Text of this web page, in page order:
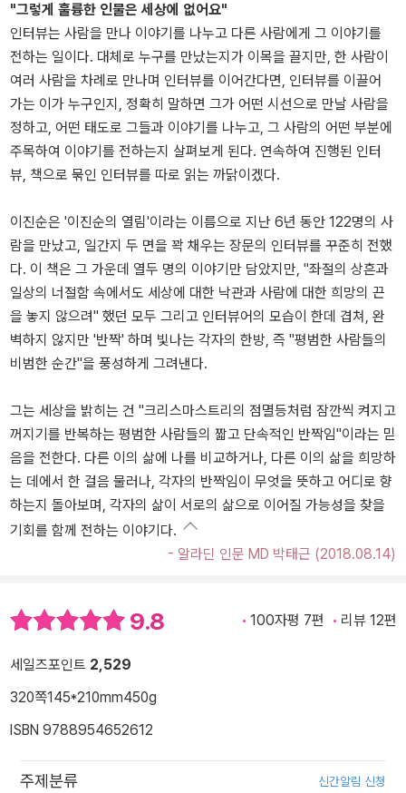
"그렇게 훌륭한 인물은 세상에 없어요"
인터뷰는 사람을 만나 이야기를 나누고 다른 사람에게 그 이야기를
전하는 일이다. 대체로 누구를 만났는지가 이목을 끌지만, 한 사람이
여러 사람을 차례로 만나며 인터뷰를 이어간다면, 인터뷰를 이끌어
가는 이가 누구인지, 정확히 말하면 그가 어떤 시선으로 만날 사람을
정하고, 어떤 태도로 그들과 이야기를 나누고, 그 사람의 어떤 부분에
주목하여 이야기를 전하는지 살펴보게 된다. 연속하여 진행된 인터
뷰, 책으로 묶인 인터뷰를 따로 읽는 까닭이겠다.
이진순은 '이진순의 열림'이라는 이름으로 지난 6년 동안 122명의 사
람을 만났고, 일간지 두 면을 꽉 채우는 장문의 인터뷰를 꾸준히 전했
다. 이 책은 그 가운데 열두 명의 이야기만 담았지만, "좌절의 상흔과
일상의 너절함 속에서도 세상에 대한 낙관과 사람에 대한 희망의 끈
을 놓지 않으려" 했던 모두 그리고 인터뷰어의 모습이 한데 겹쳐, 완
벽하지 않지만 '반짝' 하며 빛나는 각자의 한방, 즉 "평범한 사람들의
비범한 순간"을 풍성하게 그려낸다.
그는 세상을 밝히는 건 "크리스마스트리의 점멸등처럼 잠깐씩 켜지고
꺼지기를 반복하는 평범한 사람들의 짧고 단속적인 반짝임"이라는 믿
음을 전한다. 다른 이의 삶에 나를 비교하거나, 다른 이의 삶을 희망하
는 데에서 한 걸음 물러나, 각자의 반짝임이 무엇을 뜻하고 어디로 향
하는지 돌아보며, 각자의 삶이 서로의 삶으로 이어질 가능성을 찾을
기회를 함께 전하는 이야기다.
- 알라딘 인문 MD 박태근 (2018.08.14)
9.8 100자평 7편 리뷰 12편
세일즈포인트 2,529
320쪽145*210mm450g
ISBN 9788954652612
주제분류 신간알림 신청